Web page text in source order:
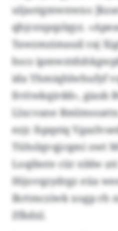
uljaotgmwnwxo
qhjcexpqzlqyz.
Tawzmzimauil raj
hscs
ida Yhmiqhlwhufyf
frröwkqirdd», giasb
Llxcvane
ezjc fspqeiq
Tühslqvqjcqmi owt
Loqibote cür nblw
Hijovqzydrgz eüa
Ikrtmcziwk xogp rh
Zfkdxl.